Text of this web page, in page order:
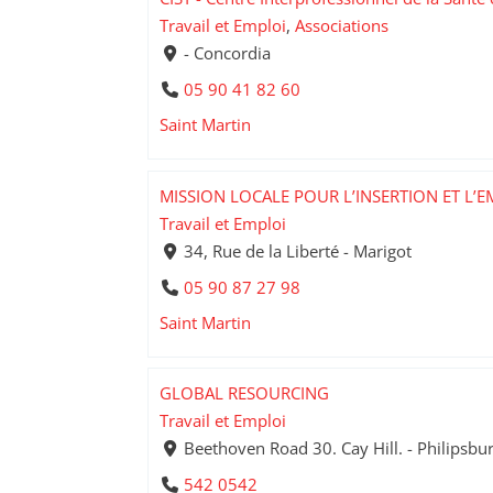
Travail et Emploi,Associations
- Concordia
05 90 41 82 60
Saint Martin
MISSION LOCALE POUR L’INSERTION ET
Travail et Emploi
34, Rue de la Liberté - Marigot
05 90 87 27 98
Saint Martin
GLOBAL RESOURCING
Travail et Emploi
Beethoven Road 30. Cay Hill. -
542 0542